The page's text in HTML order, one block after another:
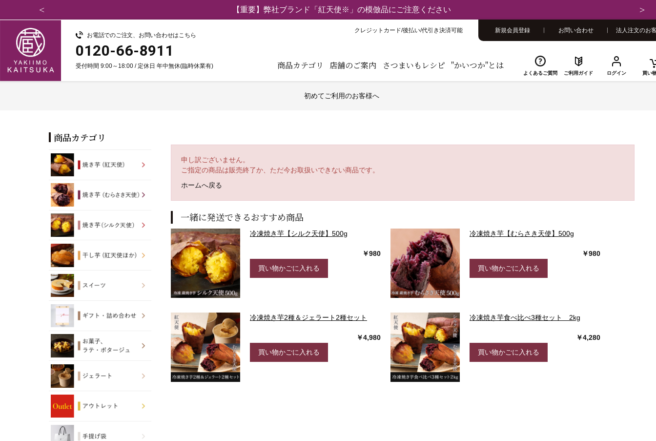
【重要】弊社ブランド「紅天使※」の模倣品にご注意ください
お電話でのご注文、お問い合わせはこちら
0120-66-8911
受付時間 9:00～18:00 / 定休日 年中無休(臨時休業有) 商品カテゴリ 店舗のご案内 さつまいもレシピ "かいつか"とは
よくあるご質問 ご利用ガイド ログイン 買い
クレジットカード/後払い/代引き決済可能 新規会員登録 お問い合わせ 法人注文のお
初めてご利用のお客様へ
商品カテゴリ
申し訳ございません。
ご指定の商品は販売終了か、ただ今お取扱いできない商品です。
ホームへ戻る
一緒に発送できるおすすめ商品
冷凍焼き芋【シルク天使】500g
￥980
買い物かごに入れる
冷凍焼き芋【むらさき天使】500g
￥980
買い物かごに入れる
冷凍焼き芋2種＆ジェラート2種セット
￥4,980
買い物かごに入れる
冷凍焼き芋食べ比べ3種セット 2kg
￥4,280
買い物かごに入れる